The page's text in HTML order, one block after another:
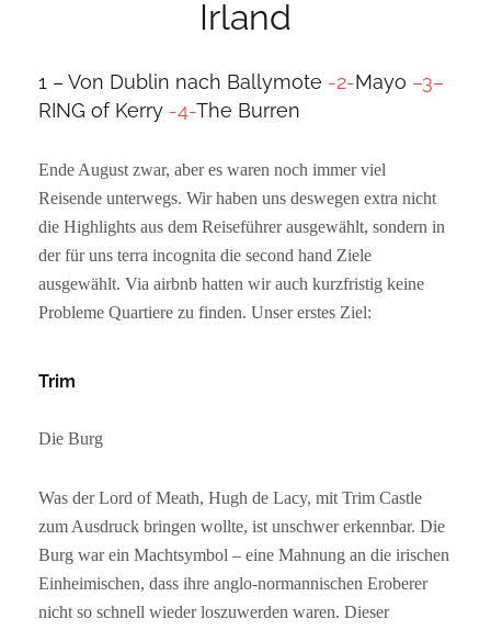
Irland
1 – Von Dublin nach Ballymote -2-Mayo –3–
RING of Kerry -4-The Burren
Ende August zwar, aber es waren noch immer viel
Reisende unterwegs. Wir haben uns deswegen extra nicht
die Highlights aus dem Reiseführer ausgewählt, sondern in
der für uns terra incognita die second hand Ziele
ausgewählt. Via airbnb hatten wir auch kurzfristig keine
Probleme Quartiere zu finden. Unser erstes Ziel:
Trim
Die Burg
Was der Lord of Meath, Hugh de Lacy, mit Trim Castle
zum Ausdruck bringen wollte, ist unschwer erkennbar. Die
Burg war ein Machtsymbol – eine Mahnung an die irischen
Einheimischen, dass ihre anglo-normannischen Eroberer
nicht so schnell wieder loszuwerden waren. Dieser